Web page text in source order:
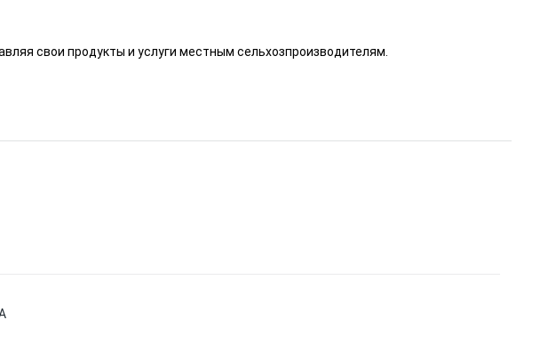
свои продукты и услуги местным сельхозпроизводителям.